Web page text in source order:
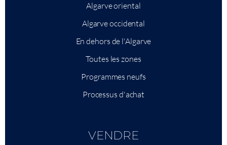
Algarve oriental
Algarve occidental
En dehors de l'Algarve
Toutes les zones
Programmes neufs
Processus d'achat
VENDRE